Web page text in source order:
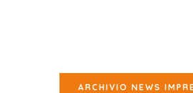
ARCHIVIO NEWS